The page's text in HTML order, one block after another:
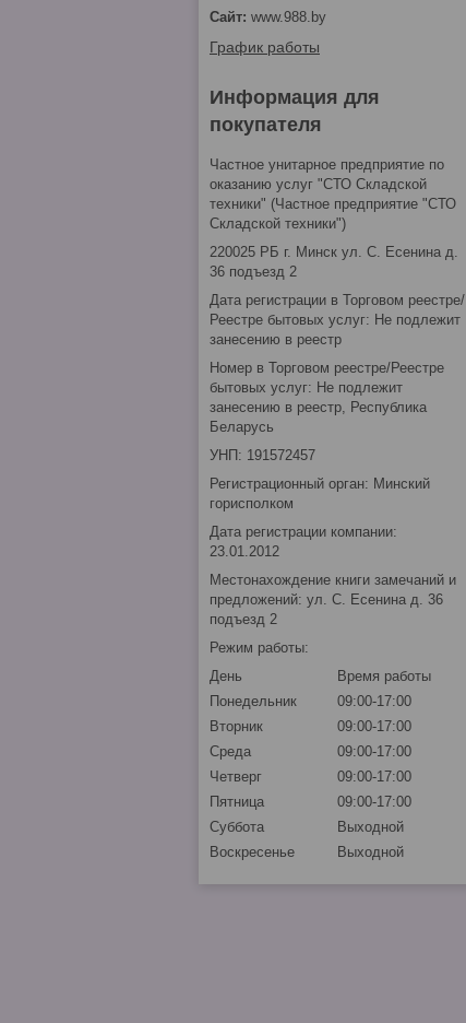
www.988.by
График работы
Информация для
покупателя
Частное унитарное предприятие по
оказанию услуг "СТО Складской
техники" (Частное предприятие "СТО
Складской техники")
220025 РБ г. Минск ул. С. Есенина д.
36 подъезд 2
Дата регистрации в Торговом реестре/
Реестре бытовых услуг: Не подлежит
занесению в реестр
Номер в Торговом реестре/Реестре
бытовых услуг: Не подлежит
занесению в реестр, Республика
Беларусь
УНП: 191572457
Регистрационный орган: Минский
горисполком
Дата регистрации компании:
23.01.2012
Местонахождение книги замечаний и
предложений: ул. С. Есенина д. 36
подъезд 2
Режим работы:
День
Время работы
Понедельник
09:00-17:00
Вторник
09:00-17:00
Среда
09:00-17:00
Четверг
09:00-17:00
Пятница
09:00-17:00
Суббота
Выходной
Воскресенье
Выходной